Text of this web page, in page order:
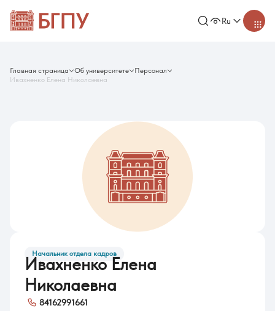
Ru
Главная страница Об университете
Персонал
Ивахненко Елена Николаевна
Начальник отдела кадров
Ивахненко Елена
Николаевна
84162991661